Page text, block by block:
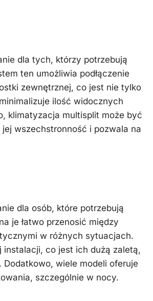
dla tych, którzy potrzebują
ten umożliwia podłączenie
zewnętrznej, co jest nie tylko
ilość widocznych
klimatyzacja multisplit może być
wszechstronność i pozwala na
dla osób, które potrzebują
je łatwo przenosić między
w różnych sytuacjach.
instalacji, co jest ich dużą zaletą,
wiele modeli oferuje
szczególnie w nocy.